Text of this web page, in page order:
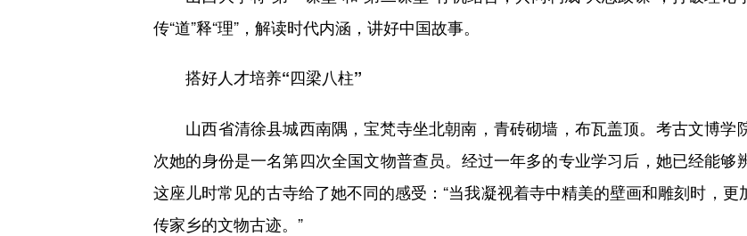
传“道”释“理”，解读时代内涵，讲好中国故事。
搭好人才培养“四梁八柱”
山西省清徐县城西南隅，宝梵寺坐北朝南，青砖砌墙，布瓦盖顶。考古文博学
次她的身份是一名第四次全国文物普查员。经过一年多的专业学习后，她已经能够
这座儿时常见的古寺给了她不同的感受：“当我凝视着寺中精美的壁画和雕刻时，
传家乡的文物古迹。”